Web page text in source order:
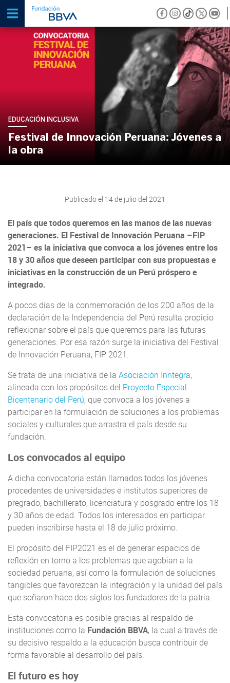
EDUCACIÓN INCLUSIVA
Festival de Innovación Peruana: Jóvenes a
la obra
Publicado el 14 de julio del 2021
El país que todos queremos en las manos de las nuevas
generaciones. El Festival de Innovación Peruana –FIP
2021– es la iniciativa que convoca a los jóvenes entre los
18 y 30 años que deseen participar con sus propuestas e
iniciativas en la construcción de un Perú próspero e
integrado.
A pocos días de la conmemoración de los 200 años de la
declaración de la Independencia del Perú resulta propicio
reflexionar sobre el país que queremos para las futuras
generaciones. Por esa razón surge la iniciativa del Festival
de Innovación Peruana, FIP 2021.
Se trata de una iniciativa de la Asociación Inntegra,
alineada con los propósitos del Proyecto Especial
Bicentenario del Perú, que convoca a los jóvenes a
participar en la formulación de soluciones a los problemas
sociales y culturales que arrastra el país desde su
fundación.
Los convocados al equipo
A dicha convocatoria están llamados todos los jóvenes
procedentes de universidades e institutos superiores de
pregrado, bachillerato, licenciatura y posgrado entre los 18
y 30 años de edad. Todos los interesados en participar
pueden inscribirse hasta el 18 de julio próximo.
El propósito del FIP2021 es el de generar espacios de
reflexión en torno a los problemas que agobian a la
sociedad peruana, así como la formulación de soluciones
tangibles que favorezcan la integración y la unidad del país
que soñaron hace dos siglos los fundadores de la patria.
Esta convocatoria es posible gracias al respaldo de
instituciones como la Fundación BBVA, la cual a través de
su decisivo respaldo a la educación busca contribuir de
forma favorable al desarrollo del país.
El futuro es hoy